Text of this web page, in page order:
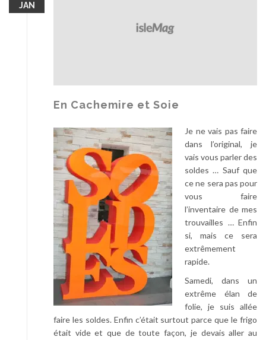
a
n
a
s
t
c
JAN
En Cachemire et Soie
Je ne vais pas faire
dans l’original, je
vais vous parler des
soldes … Sauf que
ce ne sera pas pour
vous faire
l’inventaire de mes
trouvailles … Enfin
si, mais ce sera
extrêmement
rapide.
Samedi, dans un
extrême élan de
folie, je suis allée
faire les soldes. Enfin c’était surtout parce que le frigo
était vide et que de toute façon, je devais aller au